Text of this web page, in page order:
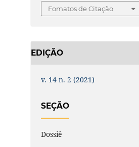
Fomatos de Citação
EDIÇÃO
v. 14 n. 2 (2021)
SEÇÃO
Dossiê